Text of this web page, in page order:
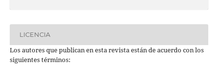
LICENCIA
Los autores que publican en esta revista están de acuerdo con los
siguientes términos: